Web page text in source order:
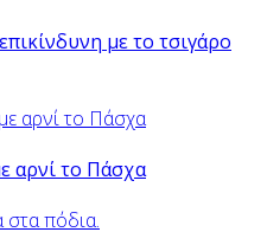
με το τσιγάρο
αρνί το Πάσχα